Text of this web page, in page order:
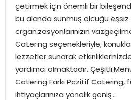
YAŞAM
MAGAZIN
SAĞLIK
SOSYAL HABER
getirmek için önemli bir
bu alanda sunmuş olduğu
organizasyonlarınızın
Catering seçenekleriyle,
lezzetler sunarak
yardımcı olmaktadır. Çeşitli
Catering Farkı Pozitif Catering,
ihtiyaçlarınıza yönelik geniş…